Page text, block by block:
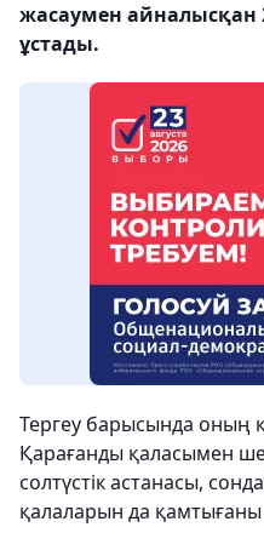
жасаумен айналысқан
ұстады.
Тергеу барысында оның
Қарағанды қаласымен
солтүстік астанасы,
қалаларын да